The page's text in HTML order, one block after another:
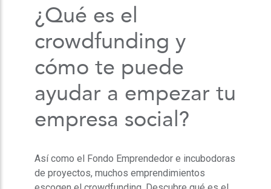
¿Qué es el
crowdfunding y
cómo te puede
ayudar a empezar tu
empresa social?
Así como el Fondo Emprendedor e incubodoras
de proyectos, muchos emprendimientos